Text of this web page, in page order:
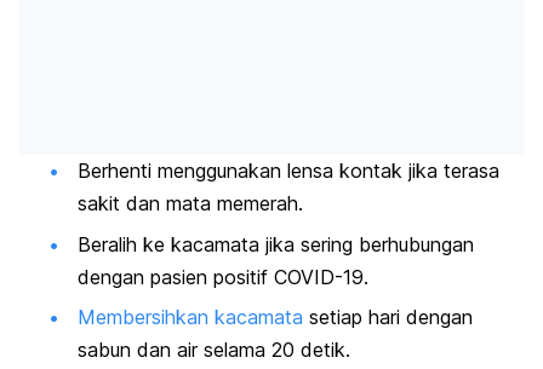
Berhenti menggunakan lensa kontak jika terasa
sakit dan mata memerah.
Beralih ke kacamata jika sering berhubungan
dengan pasien positif COVID-19.
Membersihkan kacamata setiap hari dengan
sabun dan air selama 20 detik.